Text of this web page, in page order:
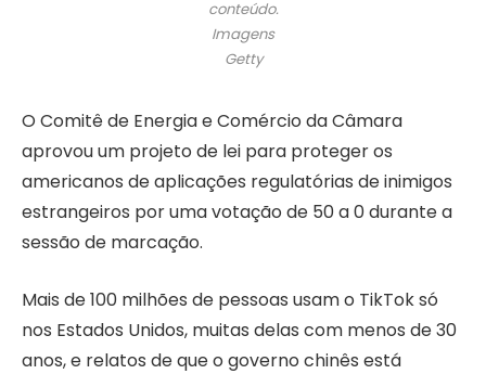
conteúdo.
Imagens
Getty
O Comitê de Energia e Comércio da Câmara
aprovou um projeto de lei para proteger os
americanos de aplicações regulatórias de inimigos
estrangeiros por uma votação de 50 a 0 durante a
sessão de marcação.
Mais de 100 milhões de pessoas usam o TikTok só
nos Estados Unidos, muitas delas com menos de 30
anos, e relatos de que o governo chinês está